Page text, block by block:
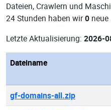
Dateien, Crawlern und
24 Stunden haben wir0
Letzte Aktualisierung: 2026-
Dateiname
gf-domains-all.zip